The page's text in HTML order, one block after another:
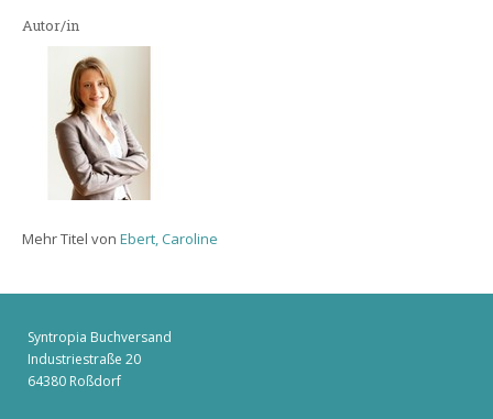
Autor/in
Mehr Titel von Ebert, Caroline
Syntropia Buchversand
Industriestraße 20
64380 Roßdorf